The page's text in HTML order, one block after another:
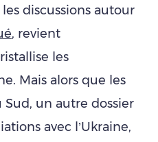
discussions autour
, revient
les
Mais alors que les
un autre dossier
avec l’Ukraine,